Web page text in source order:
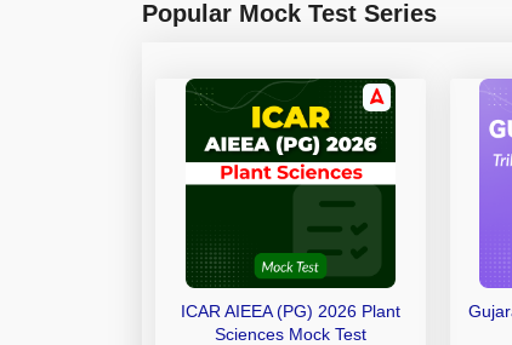
Popular Mock Test Series
ICAR AIEEA (PG) 2026 Plant
Sciences Mock Test